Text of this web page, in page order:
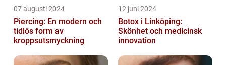
07 augusti 2024
Piercing: En modern och
tidlös form av
kroppsutsmyckning
12 juni 2024
Botox i Linköping:
Skönhet och medicinsk
innovation